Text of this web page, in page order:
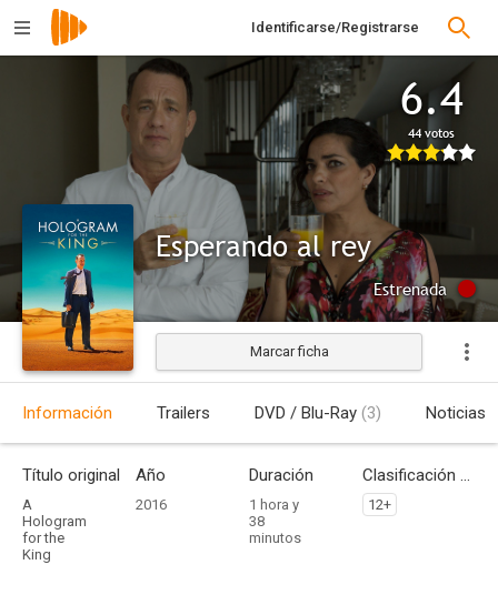
Identificarse/Registrarse
6.4
44 votos
Esperando al rey
Estrenada
Marcar ficha
Información Trailers DVD / Blu-Ray (3) Noticias
Título original
A
Hologram
for the
King
Año
2016
Duración
1 hora y
38
minutos
Clasificación por edades
12+